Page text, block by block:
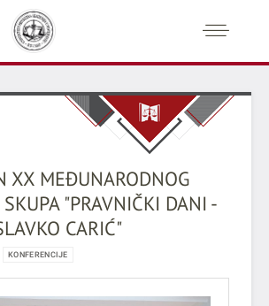
XX MEĐUNARODNOG
"PRAVNIČKI DANI -
CARIĆ"
KONFERENCIJE